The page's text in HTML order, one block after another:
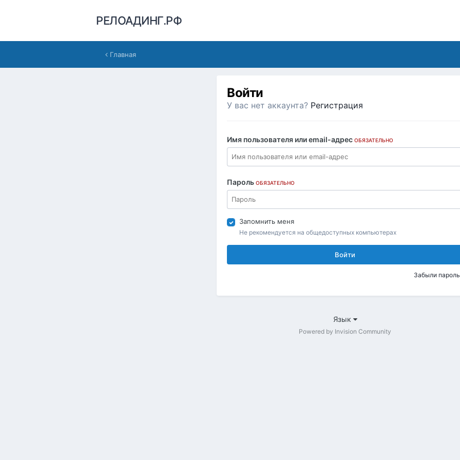
РЕЛОАДИНГ.РФ
Главная
Войти
У вас нет аккаунта? Регистрация
Имя пользователя или email-адрес ОБЯЗАТЕЛЬНО
Пароль ОБЯЗАТЕЛЬНО
Запомнить меня
Не рекомендуется на общедоступных компьютерах
Войти
Забыли
Язык
Powered by Invision Community